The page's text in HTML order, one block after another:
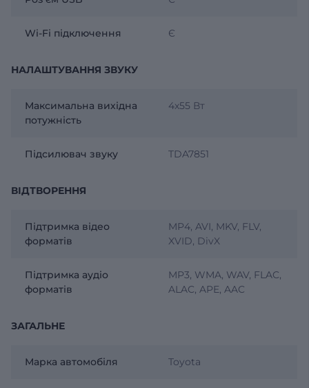
Wi-Fi підключення Є
НАЛАШТУВАННЯ ЗВУКУ
Максимальна вихідна
потужність
4х55 Вт
Підсилювач звуку TDA7851
ВІДТВОРЕННЯ
Підтримка відео
форматів
MP4, AVI, MKV, FLV,
XVID, DivX
Підтримка аудіо
форматів
MP3, WMA, WAV, FLAC,
ALAC, APE, AAC
ЗАГАЛЬНЕ
Марка автомобіля Toyota